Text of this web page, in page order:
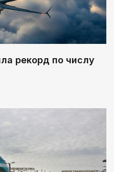
рекорд по числу